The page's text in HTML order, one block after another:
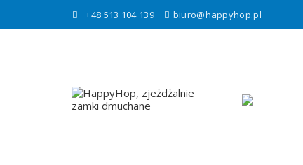
+48 513 104 139 biuro@happyhop.pl